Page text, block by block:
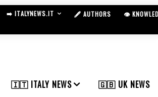
➡️ ITALYNEWS.IT 🖋️ AUTHORS 👁️
🇮🇹 ITALY NEWS 🇬🇧 UK NEWS